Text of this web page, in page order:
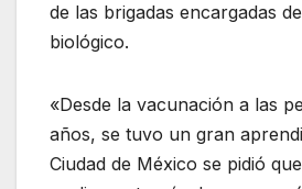
de las brigadas encargadas
biológico.
«Desde la vacunación a las
años, se tuvo un gran
Ciudad de México se pidió